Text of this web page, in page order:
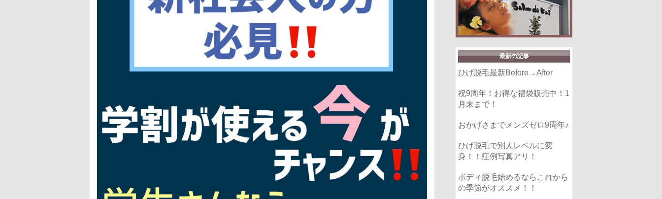
最新の記事
ひげ脱毛最新Before→After
祝9周年！お得な福袋販売中！1
月末まで！
おかげさまでメンズゼロ9周年♪
ひげ脱毛で別人レベルに変
身！！症例写真アリ！
ボディ脱毛始めるならこれから
の季節がオススメ！！